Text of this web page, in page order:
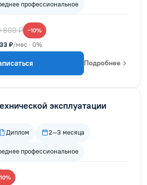
профессиональное
800 ₽ −10%
₽/мес · 0%
Подробнее
эксплуатации
Диплом 2–3 месяца
профессиональное